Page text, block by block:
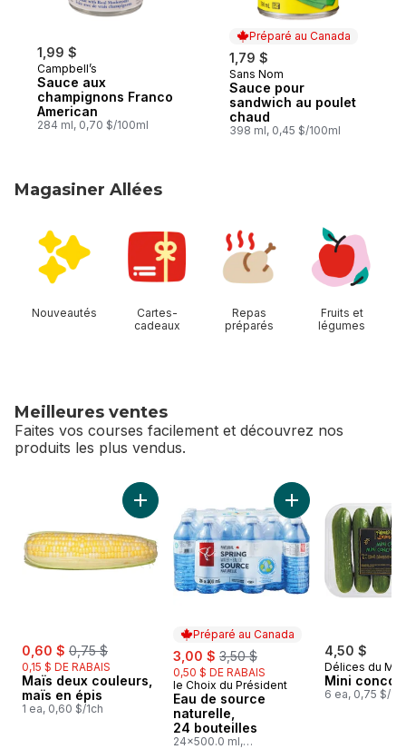
1,99 $
Campbell’s
Sauce aux
champignons Franco
American
284 ml, 0,70 $/100ml
Préparé au Canada
1,79 $
Préparé au Canada
Sans Nom
Sauce pour
sandwich au poulet
chaud
398 ml, 0,45 $/100ml
Magasiner Allées
Nouveautés
Cartes-
cadeaux
Repas
préparés
Fruits et
légumes
Meilleures ventes
Faites vos courses facilement et découvrez nos
produits les plus vendus.
sauter Meilleures ventes
sale:
0,60 $ , formerly:
0,75 $
0,15 $ DE RABAIS
Maïs deux couleurs,
maïs en épis
1 ea, 0,60 $/1ch
Ajouter Maïs deux couleurs, maïs en épis
Préparé au Canada
sale:
3,00 $ , formerly:
3,50 $
0,50 $ DE RABAIS
Préparé au Canada
le Choix du Président
Eau de source
naturelle,
24 bouteilles
24x500.0 ml,
Ajouter Eau de
4,50 $
Délices du
Mini
6 ea, 0,75 $/